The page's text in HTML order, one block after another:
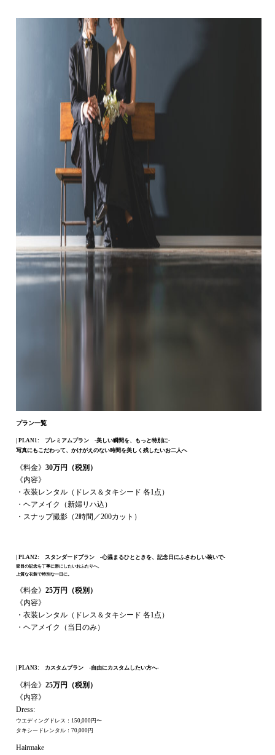
プラン一覧
| PLAN1: プレミアムプラン -美しい瞬間を、もっと特別に-
写真にもこだわって、かけがえのない時間を美しく残したいお二人へ
《料金》30万円（税別）
《内容》
・衣装レンタル（ドレス＆タキシード 各1点）
・ヘアメイク（新婦リハ込）
・スナップ撮影（2時間／200カット）
| PLAN2: スタンダードプラン -心温まるひとときを、記念日にふさわしい装いで-
節目の記念を丁寧に形にしたいおふたりへ、
上質な衣装で特別な一日に。
《料金》25万円（税別）
《内容》
・衣装レンタル（ドレス＆タキシード 各1点）
・ヘアメイク（当日のみ）
| PLAN3: カスタムプラン -自由にカスタムしたい方へ-
《料金》25万円（税別）
《内容》
Dress:
ウエディングドレス：150,000円〜
タキシードレンタル：70,000円
Hairmake